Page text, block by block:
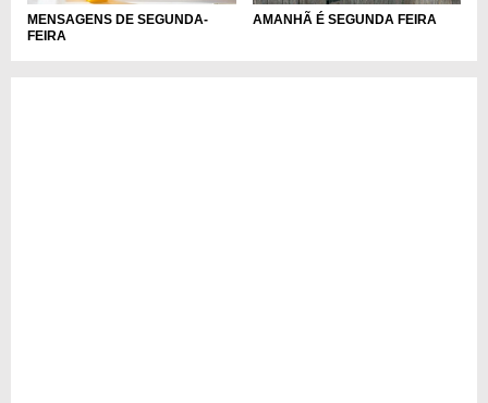
MENSAGENS DE SEGUNDA-
FEIRA
AMANHÃ É SEGUNDA FEIRA